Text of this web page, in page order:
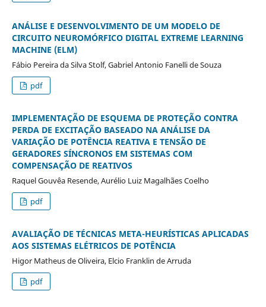
ANÁLISE E DESENVOLVIMENTO DE UM MODELO DE
CIRCUITO NEUROMÓRFICO DIGITAL EXTREME LEARNING
MACHINE (ELM)
Fábio Pereira da Silva Stolf, Gabriel Antonio Fanelli de Souza
pdf
IMPLEMENTAÇÃO DE ESQUEMA DE PROTEÇÃO CONTRA
PERDA DE EXCITAÇÃO BASEADO NA ANÁLISE DA
VARIAÇÃO DE POTÊNCIA REATIVA E TENSÃO DE
GERADORES SÍNCRONOS EM SISTEMAS COM
COMPENSAÇÃO DE REATIVOS
Raquel Gouvêa Resende, Aurélio Luiz Magalhães Coelho
pdf
AVALIAÇÃO DE TÉCNICAS META-HEURÍSTICAS APLICADAS
AOS SISTEMAS ELÉTRICOS DE POTÊNCIA
Higor Matheus de Oliveira, Elcio Franklin de Arruda
pdf